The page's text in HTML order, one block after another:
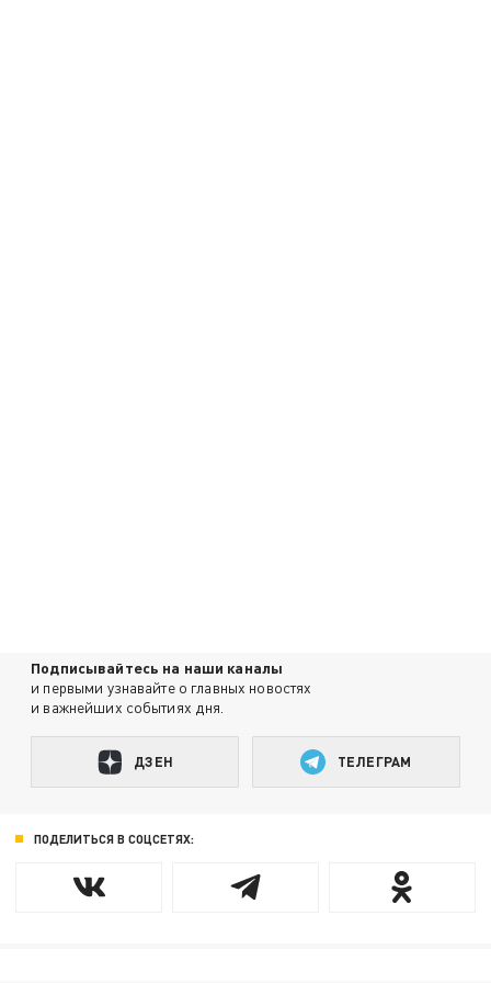
Подписывайтесь на наши каналы
и первыми узнавайте о главных новостях
и важнейших событиях дня.
ДЗЕН ТЕЛЕГРАМ
ПОДЕЛИТЬСЯ В СОЦСЕТЯХ: